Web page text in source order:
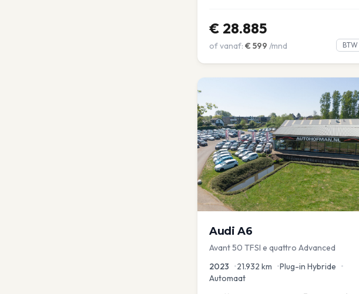
€ 28.885
of vanaf: € 599 /mnd BTW
Audi A6
Avant 50 TFSI e quattro Advanced
2023 •21.932 km •Plug-in Hybride •
Automaat